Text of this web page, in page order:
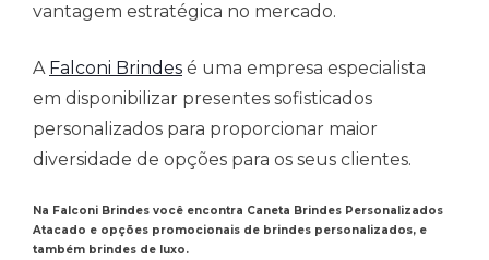
vantagem estratégica no mercado.
A Falconi Brindes é uma empresa especialista
em disponibilizar presentes sofisticados
personalizados para proporcionar maior
diversidade de opções para os seus clientes.
Na Falconi Brindes você encontra Caneta Brindes Personalizados
Atacado e opções promocionais de brindes personalizados, e
também brindes de luxo.